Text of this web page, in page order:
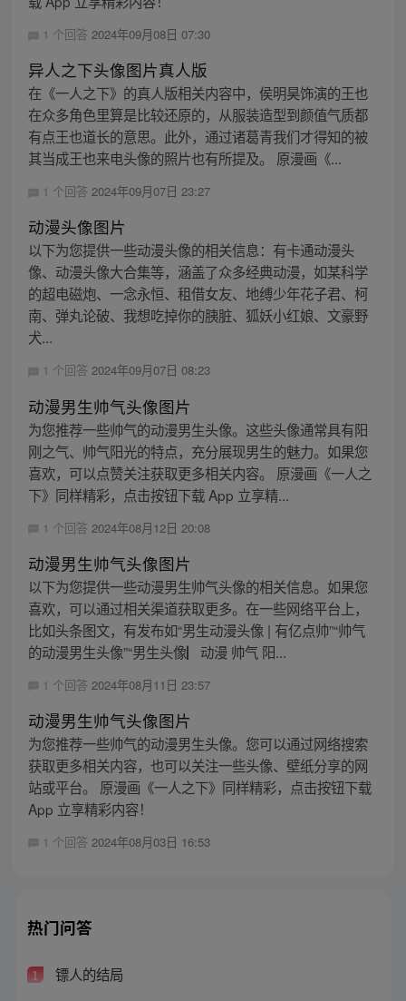
1 个回答 2024年09月08日 07:30
异人之下头像图片真人版
在《一人之下》的真人版相关内容中，侯明昊饰演的王也
在众多角色里算是比较还原的，从服装造型到颜值气质都
有点王也道长的意思。此外，通过诸葛青我们才得知的被
其当成王也来电头像的照片也有所提及。 原漫画《...
1 个回答 2024年09月07日 23:27
动漫头像图片
以下为您提供一些动漫头像的相关信息：有卡通动漫头
像、动漫头像大合集等，涵盖了众多经典动漫，如某科学
的超电磁炮、一念永恒、租借女友、地缚少年花子君、柯
南、弹丸论破、我想吃掉你的胰脏、狐妖小红娘、文豪野
犬...
1 个回答 2024年09月07日 08:23
动漫男生帅气头像图片
为您推荐一些帅气的动漫男生头像。这些头像通常具有阳
刚之气、帅气阳光的特点，充分展现男生的魅力。如果您
喜欢，可以点赞关注获取更多相关内容。 原漫画《一人之
下》同样精彩，点击按钮下载 App 立享精...
1 个回答 2024年08月12日 20:08
动漫男生帅气头像图片
以下为您提供一些动漫男生帅气头像的相关信息。如果您
喜欢，可以通过相关渠道获取更多。在一些网络平台上，
比如头条图文，有发布如“男生动漫头像 | 有亿点帅”“帅气
的动漫男生头像”“男生头像▏动漫 帅气 阳...
1 个回答 2024年08月11日 23:57
动漫男生帅气头像图片
为您推荐一些帅气的动漫男生头像。您可以通过网络搜索
获取更多相关内容，也可以关注一些头像、壁纸分享的网
站或平台。 原漫画《一人之下》同样精彩，点击按钮下载
App 立享精彩内容！
1 个回答 2024年08月03日 16:53
热门问答
1 镖人的结局